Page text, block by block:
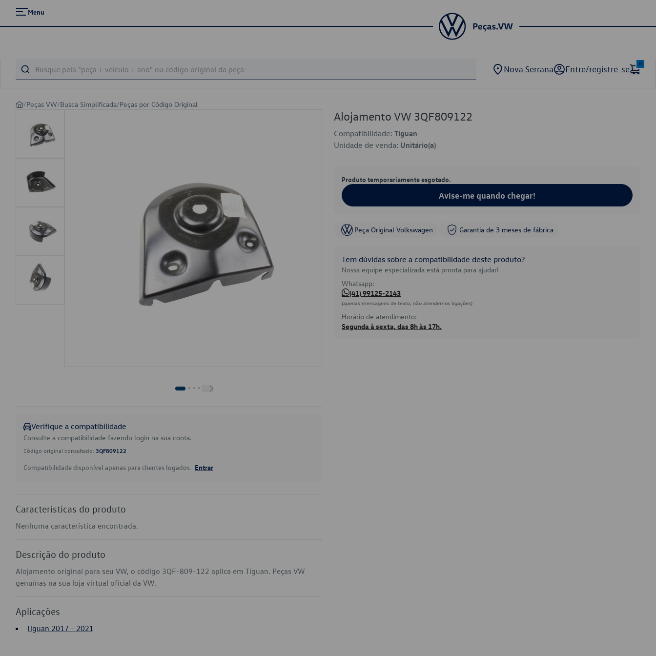
Menu
Nova Serrana Entre/registre-se
0
/Peças VW/Busca Simplificada/Peças por Código Original
Verifique a compatibilidade
Consulte a compatibilidade fazendo login na sua conta.
Código original consultado: 3QF809122
Compatibilidade disponível apenas para clientes logados. Entrar
Características do produto
Nenhuma característica encontrada.
Descrição do produto
Alojamento original para seu VW, o código 3QF-809-122 aplica em Tiguan. Peças VW
genuínas na sua loja virtual oficial da VW.
Aplicações
Tiguan 2017 - 2021
Alojamento VW 3QF809122
Compatibilidade: Tiguan
Unidade de venda: Unitário(a)
Produto temporariamente esgotado.
Avise-me quando chegar!
Peça Original Volkswagen Garantia de 3 meses de fábrica
Tem dúvidas sobre a compatibilidade deste produto?
Nossa equipe especializada está pronta para ajudar!
Whatsapp:
(41) 99125-2143
(apenas mensagens de texto, não atendemos ligações)
Horário de atendimento:
Segunda à sexta, das 8h às 17h.